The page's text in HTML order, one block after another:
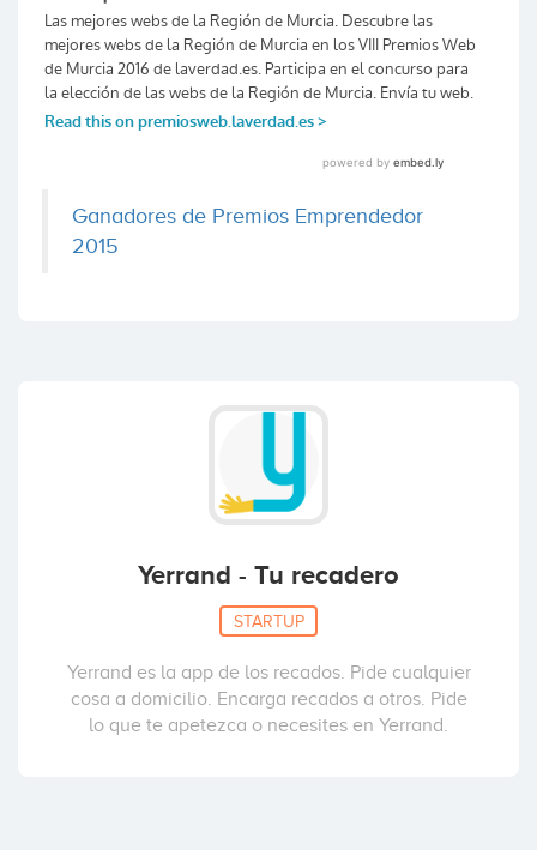
Ganadores de Premios Emprendedor
2015
Yerrand - Tu recadero
STARTUP
Yerrand es la app de los recados. Pide cualquier
cosa a domicilio. Encarga recados a otros. Pide
lo que te apetezca o necesites en Yerrand.